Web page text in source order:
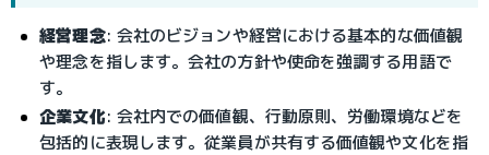
経営理念: 会社のビジョンや経営における基本的な価値観
や理念を指します。会社の方針や使命を強調する用語で
す。
企業文化: 会社内での価値観、行動原則、労働環境などを
包括的に表現します。従業員が共有する価値観や文化を指